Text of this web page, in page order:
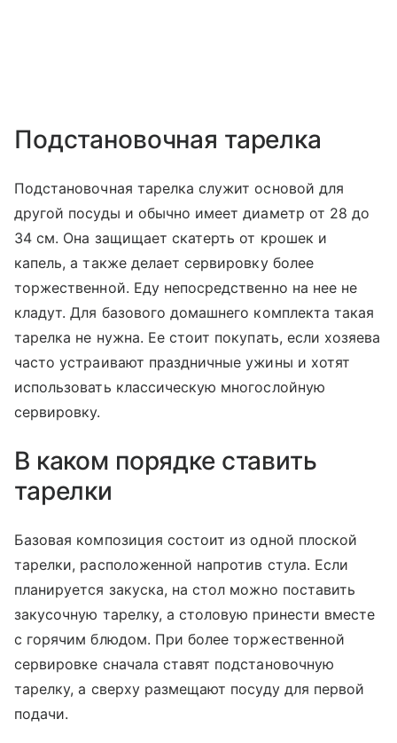
Подстановочная тарелка
Подстановочная тарелка служит основой для
другой посуды и обычно имеет диаметр от 28 до
34 см. Она защищает скатерть от крошек и
капель, а также делает сервировку более
торжественной. Еду непосредственно на нее не
кладут. Для базового домашнего комплекта такая
тарелка не нужна. Ее стоит покупать, если хозяева
часто устраивают праздничные ужины и хотят
использовать классическую многослойную
сервировку.
В каком порядке ставить
тарелки
Базовая композиция состоит из одной плоской
тарелки, расположенной напротив стула. Если
планируется закуска, на стол можно поставить
закусочную тарелку, а столовую принести вместе
с горячим блюдом. При более торжественной
сервировке сначала ставят подстановочную
тарелку, а сверху размещают посуду для первой
подачи.